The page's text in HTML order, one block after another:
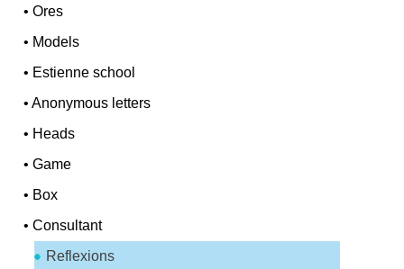
•Ores
• Models
• Estienne school
•Anonymous letters
• Heads
•Game
• Box
•Consultant
Reflexions